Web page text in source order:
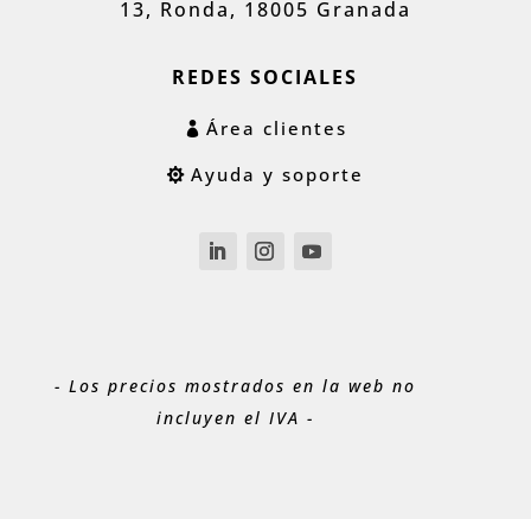
13, Ronda, 18005 Granada
REDES SOCIALES
Área clientes
Ayuda y soporte
- Los precios mostrados en la web no
incluyen el IVA -